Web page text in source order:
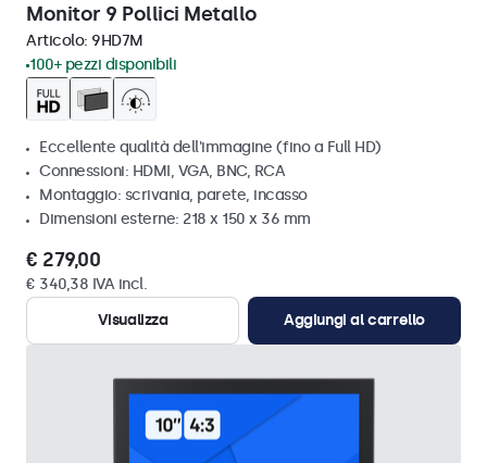
Monitor 9 Pollici Metallo
Articolo: 9HD7M
100+ pezzi disponibili
Eccellente qualità dell'immagine (fino a Full HD)
Connessioni: HDMI, VGA, BNC, RCA
Montaggio: scrivania, parete, incasso
Dimensioni esterne: 218 x 150 x 36 mm
€ 279,00
€ 340,38 IVA incl.
Visualizza
Aggiungi al carrello